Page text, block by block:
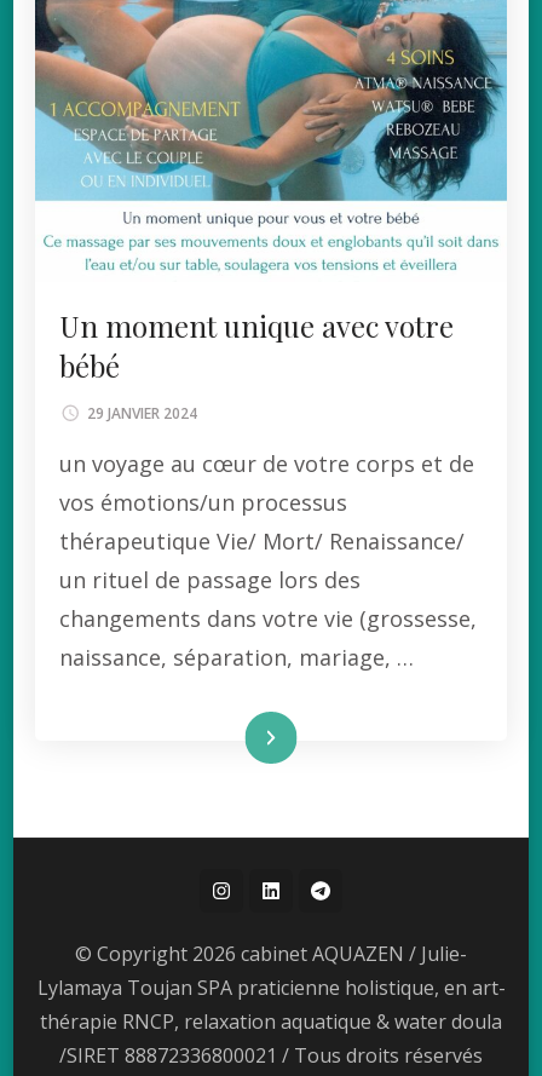
Un moment unique avec votre
bébé
29 JANVIER 2024
un voyage au cœur de votre corps et de
vos émotions/un processus
thérapeutique Vie/ Mort/ Renaissance/
un rituel de passage lors des
changements dans votre vie (grossesse,
naissance, séparation, mariage, …
Lire la suite
© Copyright 2026 cabinet AQUAZEN / Julie-
Lylamaya Toujan SPA praticienne holistique, en art-
thérapie RNCP, relaxation aquatique & water doula
/SIRET 88872336800021 / Tous droits réservés